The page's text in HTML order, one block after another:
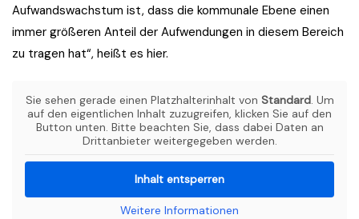
Aufwandswachstum ist, dass die kommunale Ebene einen
immer größeren Anteil der Aufwendungen in diesem Bereich
zu tragen hat“, heißt es hier.
Sie sehen gerade einen Platzhalterinhalt von Standard. Um
auf den eigentlichen Inhalt zuzugreifen, klicken Sie auf den
Button unten. Bitte beachten Sie, dass dabei Daten an
Drittanbieter weitergegeben werden.
Inhalt entsperren
Weitere Informationen